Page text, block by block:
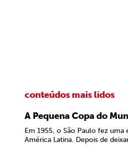
conteúdos mais lidos
A Pequena Copa do
Em 1955, o São Paulo fez uma
América Latina. Depois de